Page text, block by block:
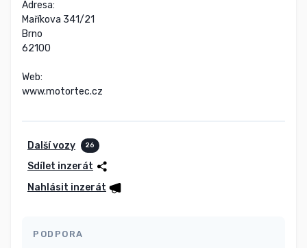
Adresa:
Maříkova 341/21
Brno
62100
Web:
www.motortec.cz
Další vozy 26
Sdílet inzerát
Nahlásit inzerát
PODPORA